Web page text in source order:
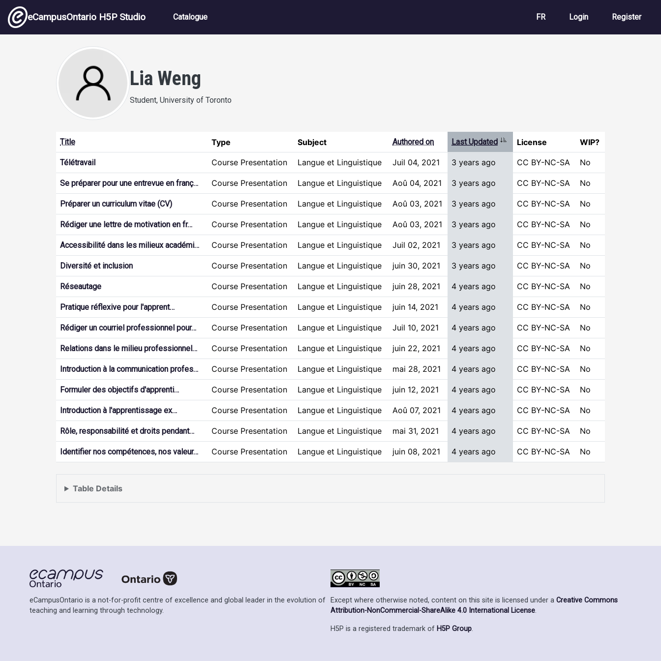
Skip to main content
eCampusOntario H5P Studio Main navigation
Catalogue FR User account
Login Register
Lia Weng
Student, University of Toronto
Table Details
Title Type Subject Authored on Last Updated Sort ascending
License WIP?
Télétravail Course Presentation Langue et Linguistique Juil 04, 2021 3 years ago CC BY-NC-SA No
Se préparer pour une entrevue en franç… Course Presentation Langue et Linguistique Aoû 04, 2021 3 years ago CC BY-NC-SA No
Préparer un curriculum vitae (CV) Course Presentation Langue et Linguistique Aoû 03, 2021 3 years ago CC BY-NC-SA No
Rédiger une lettre de motivation en fr… Course Presentation Langue et Linguistique Aoû 03, 2021 3 years ago CC BY-NC-SA No
Accessibilité dans les milieux académi… Course Presentation Langue et Linguistique Juil 02, 2021 3 years ago CC BY-NC-SA No
Diversité et inclusion Course Presentation Langue et Linguistique juin 30, 2021 3 years ago CC BY-NC-SA No
Réseautage Course Presentation Langue et Linguistique juin 28, 2021 4 years ago CC BY-NC-SA No
Pratique réflexive pour l'apprent… Course Presentation Langue et Linguistique juin 14, 2021 4 years ago CC BY-NC-SA No
Rédiger un courriel professionnel pour… Course Presentation Langue et Linguistique Juil 10, 2021 4 years ago CC BY-NC-SA No
Relations dans le milieu professionnel… Course Presentation Langue et Linguistique juin 22, 2021 4 years ago CC BY-NC-SA No
Introduction à la communication profes… Course Presentation Langue et Linguistique mai 28, 2021 4 years ago CC BY-NC-SA No
Formuler des objectifs d'apprenti… Course Presentation Langue et Linguistique juin 12, 2021 4 years ago CC BY-NC-SA No
Introduction à l'apprentissage ex… Course Presentation Langue et Linguistique Aoû 07, 2021 4 years ago CC BY-NC-SA No
Rôle, responsabilité et droits pendant… Course Presentation Langue et Linguistique mai 31, 2021 4 years ago CC BY-NC-SA No
Identifier nos compétences, nos valeur… Course Presentation Langue et Linguistique juin 08, 2021 4 years ago CC BY-NC-SA No
eCampusOntario is a not-for-profit centre of excellence and global leader in the evolution of
teaching and learning through technology.
Except where otherwise noted, content on this site is licensed under a Creative Commons
Attribution-NonCommercial-ShareAlike 4.0 International License.
H5P is a registered trademark of H5P Group.